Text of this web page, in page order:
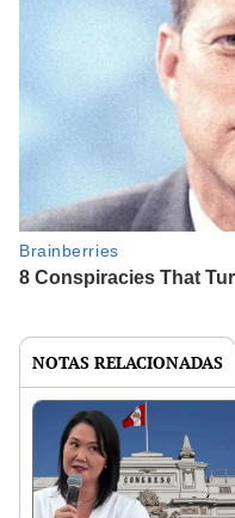
NOTAS RELACIONADAS